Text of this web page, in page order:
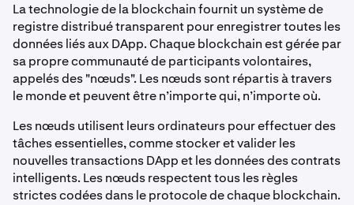
La technologie de la blockchain fournit un système de
registre distribué transparent pour enregistrer toutes les
données liés aux DApp. Chaque blockchain est gérée par
sa propre communauté de participants volontaires,
appelés des "nœuds". Les nœuds sont répartis à travers
le monde et peuvent être n’importe qui, n’importe où.
Les nœuds utilisent leurs ordinateurs pour effectuer des
tâches essentielles, comme stocker et valider les
nouvelles transactions DApp et les données des contrats
intelligents. Les nœuds respectent tous les règles
strictes codées dans le protocole de chaque blockchain.